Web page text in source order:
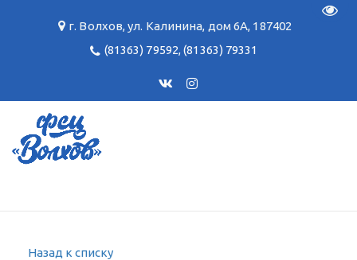
г. Волхов,ул. Калинина, дом 6А, 187402
(81363) 79592,(81363) 79331
Назад к списку